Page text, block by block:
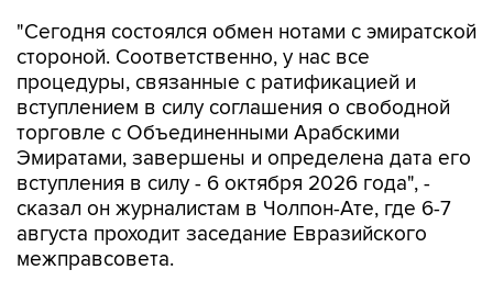
"Сегодня состоялся обмен нотами с эмиратской
стороной. Соответственно, у нас все
процедуры, связанные с ратификацией и
вступлением в силу соглашения о свободной
торговле с Объединенными Арабскими
Эмиратами, завершены и определена дата его
вступления в силу - 6 октября 2026 года", -
сказал он журналистам в Чолпон-Ате, где 6-7
августа проходит заседание Евразийского
межправсовета.